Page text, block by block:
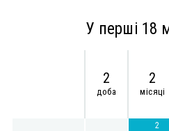
У перші 18
2
доба
2
місяці
2